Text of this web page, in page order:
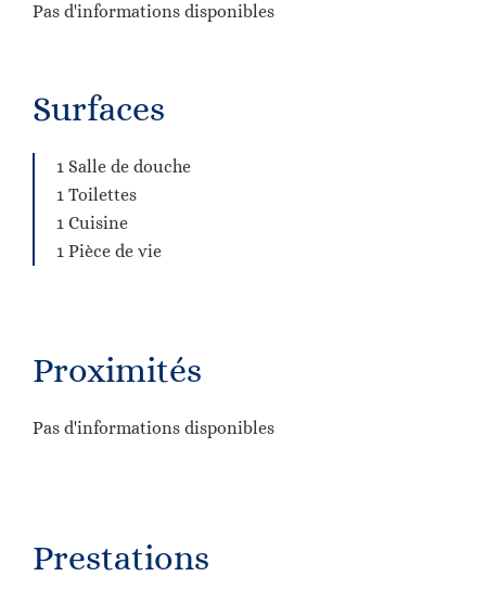
Pas d'informations disponibles
Surfaces
1 Salle de douche
1 Toilettes
1 Cuisine
1 Pièce de vie
Proximités
Pas d'informations disponibles
Prestations